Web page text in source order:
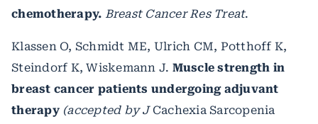
chemotherapy. Breast Cancer Res Treat.
Klassen O, Schmidt ME, Ulrich CM, Potthoff K,
Steindorf K, Wiskemann J. Muscle strength in
breast cancer patients undergoing adjuvant
therapy (accepted by J Cachexia Sarcopenia